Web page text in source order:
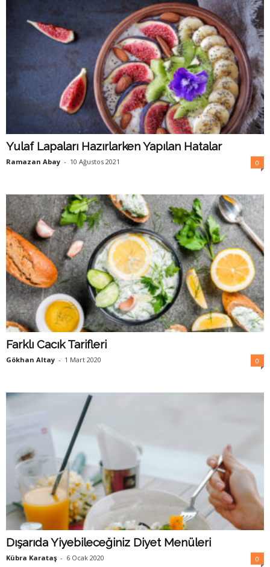
Yulaf Lapaları Hazırlarken Yapılan Hatalar
Ramazan Abay - 10 Ağustos 2021 0
Farklı Cacık Tarifleri
Gökhan Altay - 1 Mart 2020 0
Dışarıda Yiyebileceğiniz Diyet Menüleri
Kübra Karataş - 6 Ocak 2020 0